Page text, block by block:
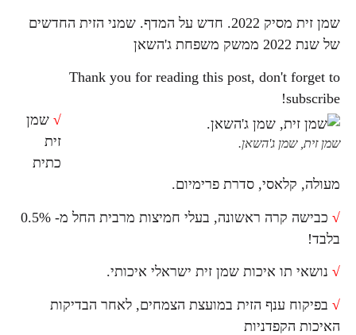
שמן זית מסיק 2022. חדש על המדף. שמני הזית החדשים
של שנת 2022 ממשק משפחת ג'השאן
Thank you for reading this post, don't forget to
subscribe!
שמן זית, שמן ג'השאן.
√ שמן
זית
כתית
מעולה, קלאסי, סדרת פרימיום.
√
כבישה קרה ראשונה, בעלי חמיצות מרבית החל מ- 0.5%
בלבד!
√ נושאי תו איכות שמן זית ישראלי איכותי.
√ בפיקוח ענף הזית במועצת הצמחים, לאחר הבדיקות
האיכות הקפדניות